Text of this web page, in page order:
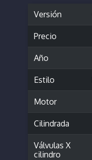
Versión
Precio
Año
Estilo
Motor
Cilindrada
Válvulas X
cilindro